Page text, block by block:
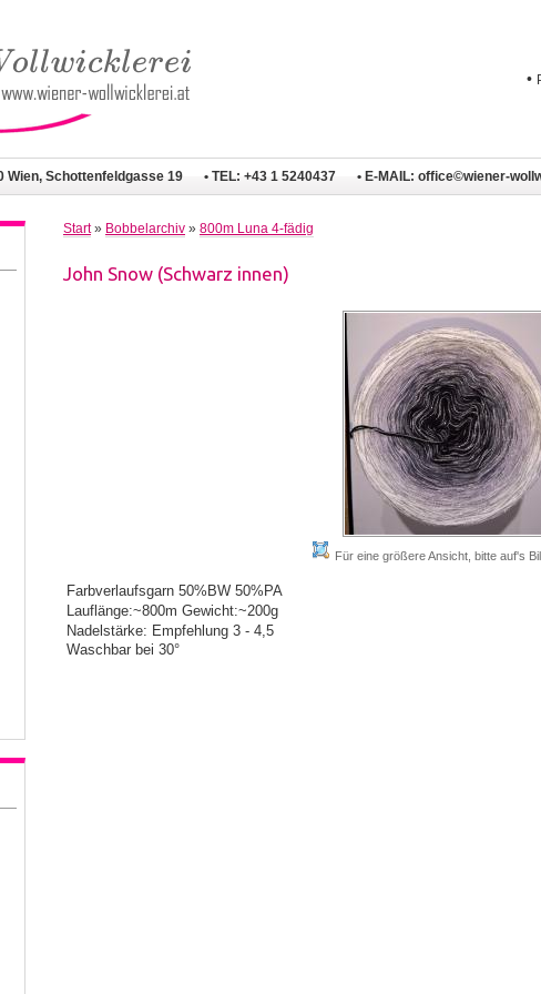
•
Wien, Schottenfeldgasse 19 • TEL: +43 1 5240437 • E-MAIL:office©wiener-
Start» Bobbelarchiv » 800m Luna 4-fädig
John Snow (Schwarz innen)
Für eine größere Ansicht, bitte auf's
Farbverlaufsgarn 50%BW 50%PA
Lauflänge:~800m Gewicht:~200g
Nadelstärke: Empfehlung 3 - 4,5
Waschbar bei 30°